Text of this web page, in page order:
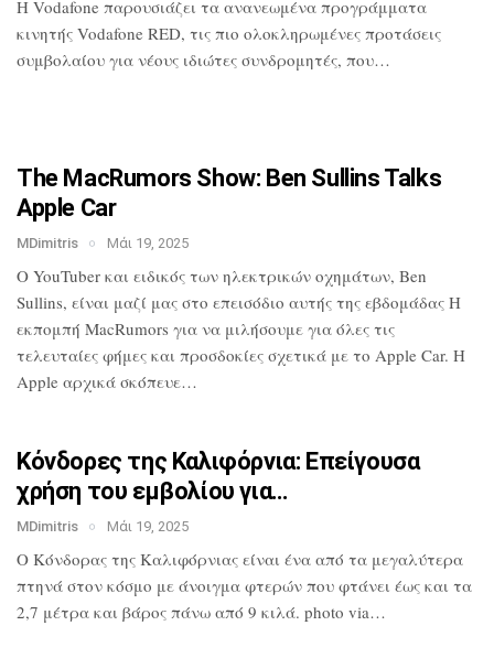
H Vodafone παρουσιάζει τα ανανεωμένα προγράμματα
κινητής Vodafone RED, τις πιο ολοκληρωμένες προτάσεις
συμβολαίου για νέους ιδιώτες συνδρομητές, που…
The MacRumors Show: Ben Sullins Talks
Apple Car
MDimitris Μάι 19, 2025
Ο YouTuber και ειδικός των ηλεκτρικών οχημάτων, Ben
Sullins, είναι μαζί μας στο επεισόδιο αυτής της εβδομάδας Η
εκπομπή MacRumors για να μιλήσουμε για όλες τις
τελευταίες φήμες και προσδοκίες σχετικά με το Apple Car. Η
Apple αρχικά σκόπευε…
Κόνδορες της Καλιφόρνια: Επείγουσα
χρήση του εμβολίου για…
MDimitris Μάι 19, 2025
Ο Κόνδορας της Καλιφόρνιας είναι ένα από τα μεγαλύτερα
πτηνά στον κόσμο με άνοιγμα φτερών που φτάνει έως και τα
2,7 μέτρα και βάρος πάνω από 9 κιλά. photo via…